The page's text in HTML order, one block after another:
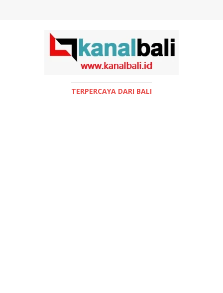
TERPERCAYA DARI BALI